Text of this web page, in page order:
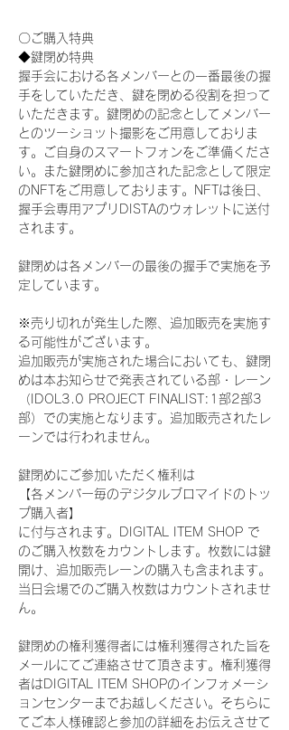
〇ご購入特典
◆鍵閉め特典
握手会における各メンバーとの一番最後の握
手をしていただき、鍵を閉める役割を担って
いただきます。鍵閉めの記念としてメンバー
とのツーショット撮影をご用意しておりま
す。ご自身のスマートフォンをご準備くださ
い。また鍵閉めに参加された記念として限定
のNFTをご用意しております。NFTは後日、
握手会専用アプリDISTAのウォレットに送付
されます。
鍵閉めは各メンバーの最後の握手で実施を予
定しています。
※売り切れが発生した際、追加販売を実施す
る可能性がございます。
追加販売が実施された場合においても、鍵閉
めは本お知らせで発表されている部・レーン
（IDOL3.0 PROJECT FINALIST:1部2部3
部）での実施となります。追加販売されたレ
ーンでは行われません。
鍵閉めにご参加いただく権利は
【各メンバー毎のデジタルブロマイドのトッ
プ購入者】
に付与されます。DIGITAL ITEM SHOP で
のご購入枚数をカウントします。枚数には鍵
開け、追加販売レーンの購入も含まれます。
当日会場でのご購入枚数はカウントされませ
ん。
鍵閉めの権利獲得者には権利獲得された旨を
メールにてご連絡させて頂きます。権利獲得
者はDIGITAL ITEM SHOPのインフォメーシ
ョンセンターまでお越しください。そちらに
てご本人様確認と参加の詳細をお伝えさせて